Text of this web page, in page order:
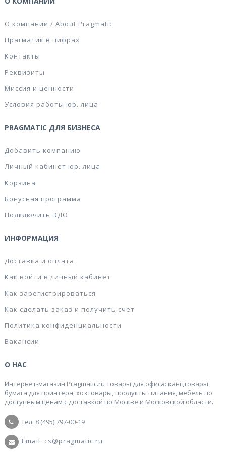
О компании / About Pragmatic
Прагматик в цифрах
Контакты
Реквизиты
Миссия и ценности
Условия работы юр. лица
PRAGMATIC ДЛЯ БИЗНЕСА
Добавить компанию
Личный кабинет юр. лица
Корзина
Бонусная программа
Подключить ЭДО
ИНФОРМАЦИЯ
Доставка и оплата
Как войти в личный кабинет
Как зарегистрироваться
Как сделать заказ и получить счет
Политика конфиденциальности
Вакансии
О НАС
Интернет-магазин Pragmatic.ru товары для офиса: канцтовары,
бумага для принтера, хозтовары, продукты питания, мебель по
доступным ценам с доставкой по Москве и Московской области.
Тел: 8 (495) 797-00-19
Email: cs@pragmatic.ru